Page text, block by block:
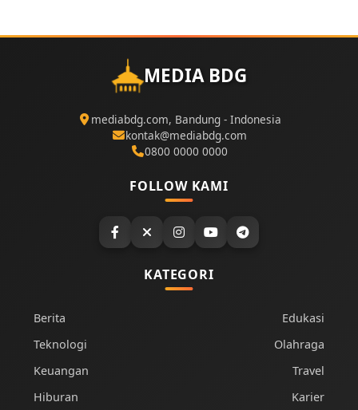
MEDIA BDG
mediabdg.com, Bandung - Indonesia
kontak@mediabdg.com
0800 0000 0000
FOLLOW KAMI
KATEGORI
Berita
Teknologi
Keuangan
Hiburan
Edukasi
Olahraga
Travel
Karier